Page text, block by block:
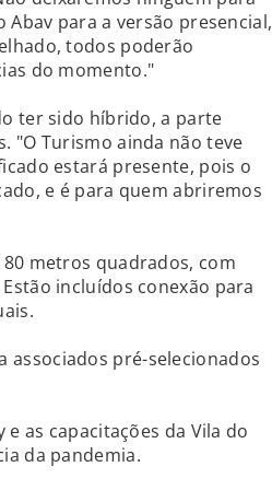
para a versão presencial,
todos poderão
do momento."
ter sido híbrido, a parte
"O Turismo ainda não teve
estará presente, pois o
e é para quem abriremos
metros quadrados, com
incluídos conexão para
associados pré-selecionados
e as capacitações da Vila do
da pandemia.